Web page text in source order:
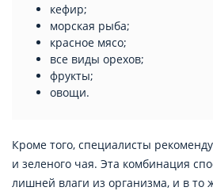
кефир;
морская рыба;
красное мясо;
все виды орехов;
фрукты;
овощи.
Кроме того, специалисты
и зеленого чая. Эта комбинация
лишней влаги из организма, и в то